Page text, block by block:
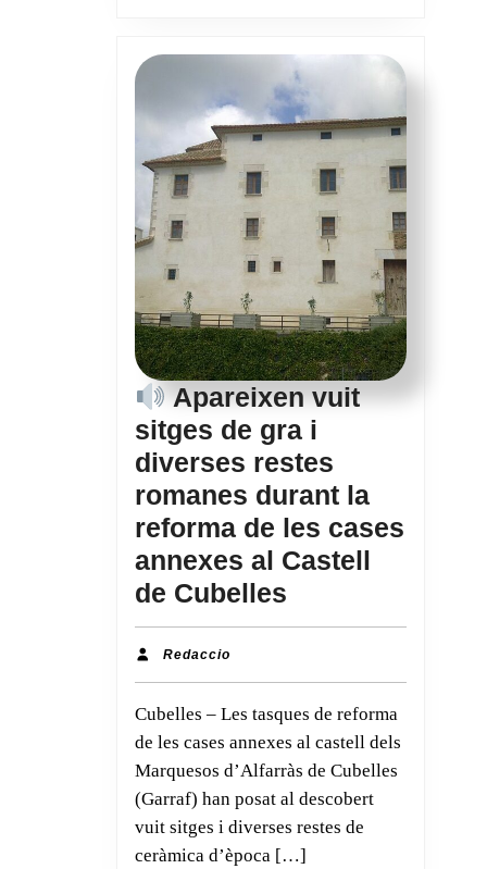
Apareixen vuit
sitges de gra i
diverses restes
romanes durant la
reforma de les cases
annexes al Castell
de Cubelles
Apareixen
sitges
de
gra
i
diverses
restes
Redaccio
Cubelles – Les tasques de reforma
de les cases annexes al castell dels
Marquesos d’Alfarràs de Cubelles
(Garraf) han posat al descobert
vuit sitges i diverses restes de
ceràmica d’època […]